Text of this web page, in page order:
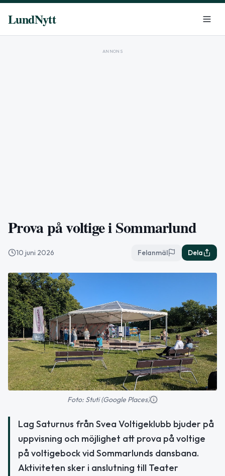
LundNytt
ANNONS
Prova på voltige i Sommarlund
10 juni 2026 Felanmäl Dela
Foto: Stuti (Google Places)
Lag Saturnus från Svea Voltigeklubb bjuder på
uppvisning och möjlighet att prova på voltige
på voltigebock vid Sommarlunds dansbana.
Aktiviteten sker i anslutning till Teater